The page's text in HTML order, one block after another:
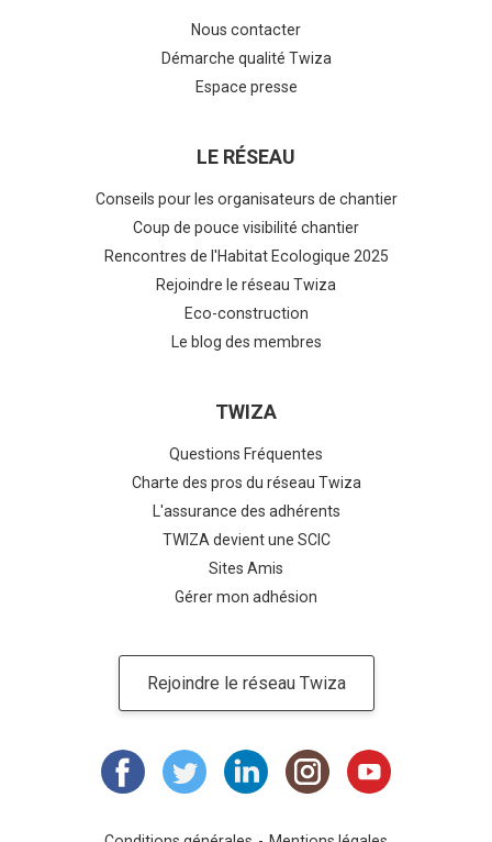
Nous contacter
Démarche qualité Twiza
Espace presse
LE RÉSEAU
Conseils pour les organisateurs de chantier
Coup de pouce visibilité chantier
Rencontres de l'Habitat Ecologique 2025
Rejoindre le réseau Twiza
Eco-construction
Le blog des membres
TWIZA
Questions Fréquentes
Charte des pros du réseau Twiza
L'assurance des adhérents
TWIZA devient une SCIC
Sites Amis
Gérer mon adhésion
Rejoindre le réseau Twiza